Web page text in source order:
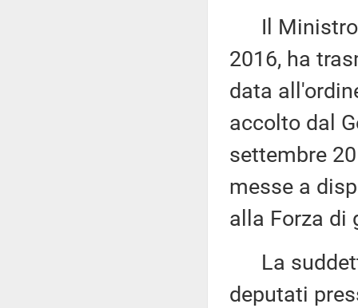
Il Ministro
2016, ha
data
accolto dal
settembre
messe a
alla Forza di
La
deputati